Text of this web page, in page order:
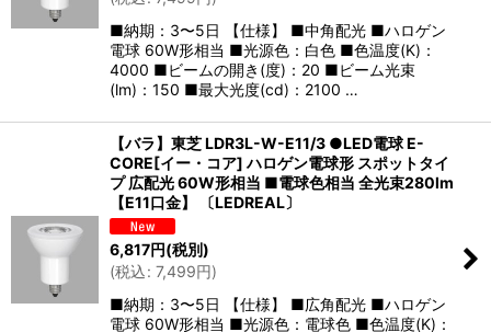
■納期：3〜5日 【仕様】 ■中角配光 ■ハロゲン
電球 60W形相当 ■光源色：白色 ■色温度(K)：
4000 ■ビームの開き(度)：20 ■ビーム光束
(lm)：150 ■最大光度(cd)：2100 …
【バラ】東芝 LDR3L-W-E11/3 ●LED電球 E-
CORE[イー・コア] ハロゲン電球形 スポットタイ
プ 広配光 60W形相当 ■電球色相当 全光束280lm
【E11口金】 〔LEDREAL〕
6,817円(税別)
(税込: 7,499円)
■納期：3〜5日 【仕様】 ■広角配光 ■ハロゲン
電球 60W形相当 ■光源色：電球色 ■色温度(K)：